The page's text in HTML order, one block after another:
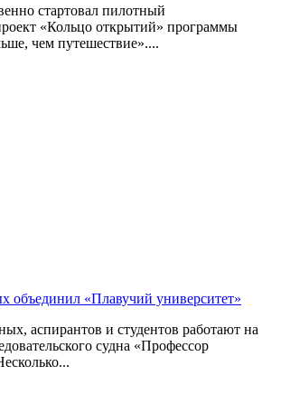
стартовал пилотный
«Кольцо открытий» программы
чем путешествие»....
объединил «Плавучий университет»
аспирантов и студентов работают на
судна «Профессор